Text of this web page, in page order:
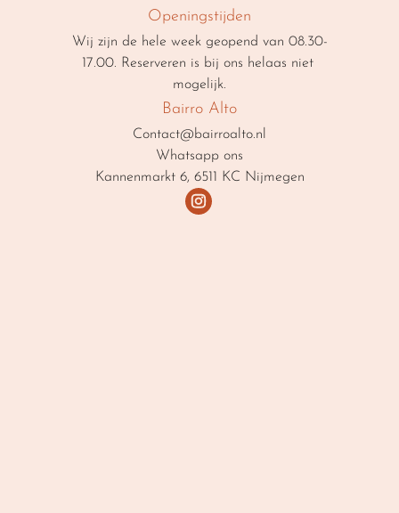
Openingstijden
Wij zijn de hele week geopend van 08.30-
17.00. Reserveren is bij ons helaas niet
mogelijk.
Bairro Alto
Contact@bairroalto.nl
Whatsapp ons
Kannenmarkt 6, 6511 KC Nijmegen